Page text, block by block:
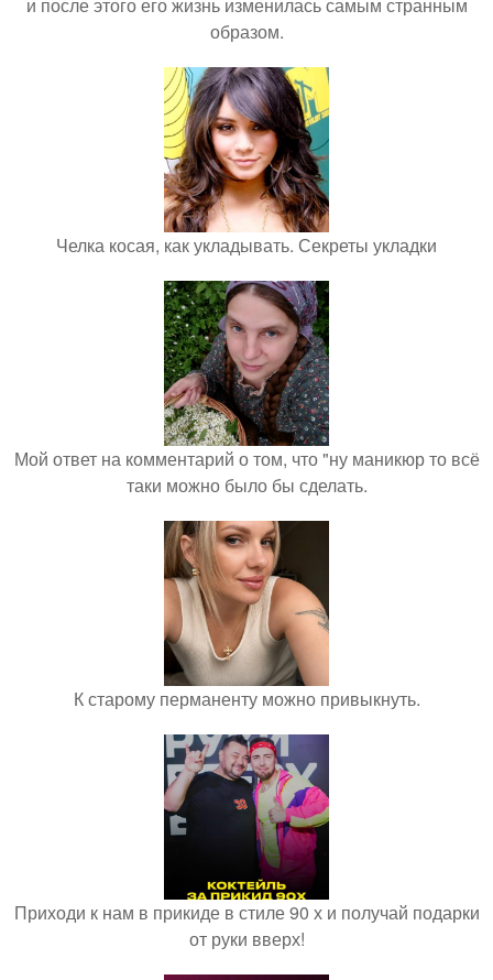
образом.
Челка косая, как укладывать. Секреты укладки
Мой ответ на комментарий о том, что "ну маникюр то всё
таки можно было бы сделать.
К старому перманенту можно привыкнуть.
Приходи к нам в прикиде в стиле 90 х и получай подарки
от руки вверх!